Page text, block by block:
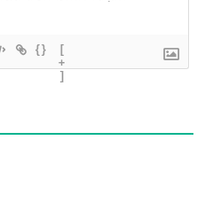
{}
[
+
]